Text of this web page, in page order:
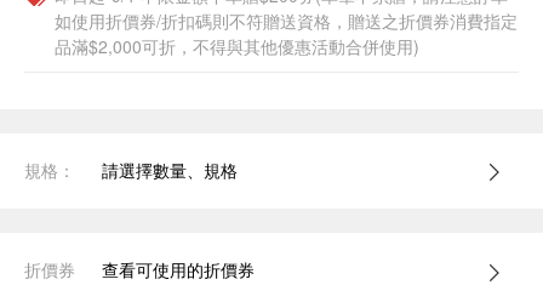
如使用折價券/折扣碼則不符贈送資格，贈送之折價券消費指定
品滿$2,000可折，不得與其他優惠活動合併使用)
規格： 請選擇數量、規格
折價券 查看可使用的折價券